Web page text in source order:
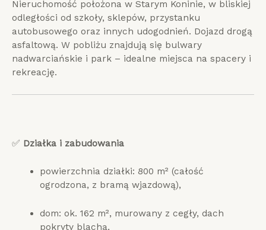
Nieruchomość położona w Starym Koninie, w bliskiej
odległości od szkoły, sklepów, przystanku
autobusowego oraz innych udogodnień. Dojazd drogą
asfaltową. W pobliżu znajdują się bulwary
nadwarciańskie i park – idealne miejsca na spacery i
rekreację.
✅ Działka i zabudowania
powierzchnia działki: 800 m² (całość
ogrodzona, z bramą wjazdową),
dom: ok. 162 m², murowany z cegły, dach
pokryty blachą,